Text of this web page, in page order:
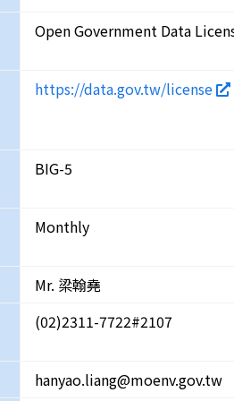
Open Government Data
https://data.gov.tw/license
BIG-5
Monthly
Mr. 梁翰堯
(02)2311-7722#2107
hanyao.liang@moenv.gov.tw